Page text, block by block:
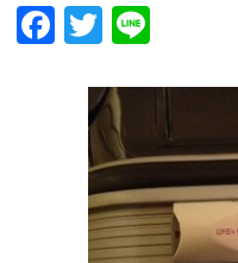
Facebook
Twitter